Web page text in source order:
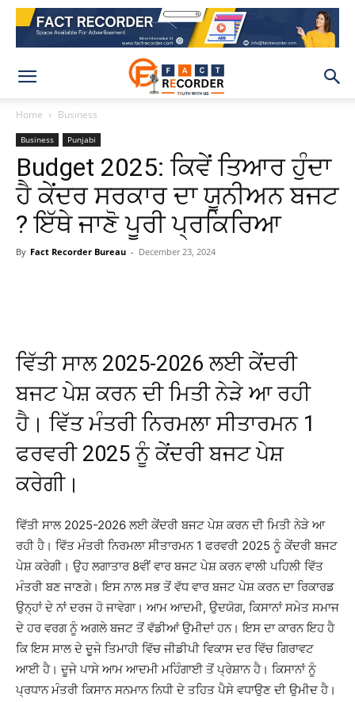
Home Business
Business Punjabi
Budget 2025: ਕਿਵੇਂ ਤਿਆਰ ਹੁੰਦਾ
ਹੈ ਕੇਂਦਰ ਸਰਕਾਰ ਦਾ ਯੂਨੀਅਨ ਬਜਟ
? ਇੱਥੇ ਜਾਣੋ ਪੂਰੀ ਪ੍ਰਕਿਰਿਆ
By Fact Recorder Bureau - December 23, 2024
ਵਿੱਤੀ ਸਾਲ 2025-2026 ਲਈ ਕੇਂਦਰੀ
ਬਜਟ ਪੇਸ਼ ਕਰਨ ਦੀ ਮਿਤੀ ਨੇੜੇ ਆ ਰਹੀ
ਹੈ। ਵਿੱਤ ਮੰਤਰੀ ਨਿਰਮਲਾ ਸੀਤਾਰਮਨ 1
ਫਰਵਰੀ 2025 ਨੂੰ ਕੇਂਦਰੀ ਬਜਟ ਪੇਸ਼
ਕਰੇਗੀ।
ਵਿੱਤੀ ਸਾਲ 2025-2026 ਲਈ ਕੇਂਦਰੀ ਬਜਟ ਪੇਸ਼ ਕਰਨ ਦੀ ਮਿਤੀ ਨੇੜੇ ਆ
ਰਹੀ ਹੈ। ਵਿੱਤ ਮੰਤਰੀ ਨਿਰਮਲਾ ਸੀਤਾਰਮਨ 1 ਫਰਵਰੀ 2025 ਨੂੰ ਕੇਂਦਰੀ ਬਜਟ
ਪੇਸ਼ ਕਰੇਗੀ। ਉਹ ਲਗਾਤਾਰ 8ਵੀਂ ਵਾਰ ਬਜਟ ਪੇਸ਼ ਕਰਨ ਵਾਲੀ ਪਹਿਲੀ ਵਿੱਤ
ਮੰਤਰੀ ਬਣ ਜਾਣਗੇ। ਇਸ ਨਾਲ ਸਭ ਤੋਂ ਵੱਧ ਵਾਰ ਬਜਟ ਪੇਸ਼ ਕਰਨ ਦਾ ਰਿਕਾਰਡ
ਉਨ੍ਹਾਂ ਦੇ ਨਾਂ ਦਰਜ ਹੋ ਜਾਵੇਗਾ। ਆਮ ਆਦਮੀ, ਉਦਯੋਗ, ਕਿਸਾਨਾਂ ਸਮੇਤ ਸਮਾਜ
ਦੇ ਹਰ ਵਰਗ ਨੂੰ ਅਗਲੇ ਬਜਟ ਤੋਂ ਵੱਡੀਆਂ ਉਮੀਦਾਂ ਹਨ। ਇਸ ਦਾ ਕਾਰਨ ਇਹ ਹੈ
ਕਿ ਇਸ ਸਾਲ ਦੇ ਦੂਜੇ ਤਿਮਾਹੀ ਵਿੱਚ ਜੀਡੀਪੀ ਵਿਕਾਸ ਦਰ ਵਿੱਚ ਗਿਰਾਵਟ
ਆਈ ਹੈ। ਦੂਜੇ ਪਾਸੇ ਆਮ ਆਦਮੀ ਮਹਿੰਗਾਈ ਤੋਂ ਪ੍ਰੇਸ਼ਾਨ ਹੈ। ਕਿਸਾਨਾਂ ਨੂੰ
ਪ੍ਰਧਾਨ ਮੰਤਰੀ ਕਿਸਾਨ ਸਨਮਾਨ ਨਿਧੀ ਦੇ ਤਹਿਤ ਪੈਸੇ ਵਧਾਉਣ ਦੀ ਉਮੀਦ ਹੈ।